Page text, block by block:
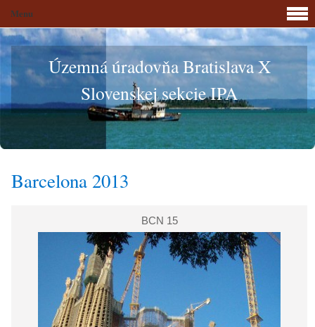
Územná úradovňa Bratislava X
Slovenskej sekcie IPA
Barcelona 2013
BCN 15
Menu